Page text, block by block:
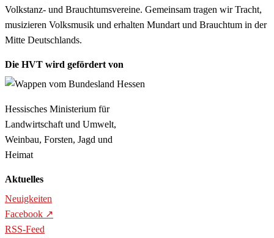
Volkstanz- und Brauchtumsvereine. Gemeinsam tragen wir Tracht,
musizieren Volksmusik und erhalten Mundart und Brauchtum in der
Mitte Deutschlands.
Die HVT wird gefördert von
Hessisches Ministerium für
Landwirtschaft und Umwelt,
Weinbau, Forsten, Jagd und
Heimat
Aktuelles
Neuigkeiten
Facebook
RSS-Feed